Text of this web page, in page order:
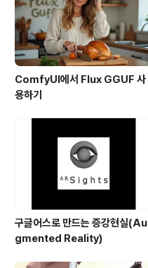
ComfyUI에서 Flux GGUF 사
용하기
구글어스로 만드는 증강현실(Au
gmented Reality)